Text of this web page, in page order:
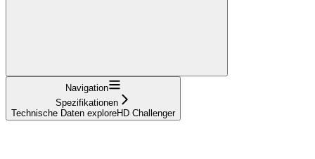
Navigation
Spezifikationen
Technische Daten exploreHD Challenger